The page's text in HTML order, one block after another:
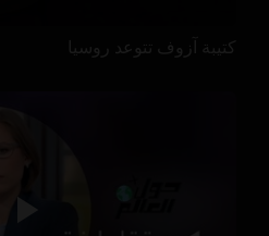
كتيبة آزوف تتوعد روسيا